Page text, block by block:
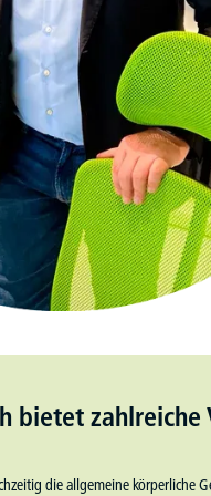
bietet
die allgemeine körperliche